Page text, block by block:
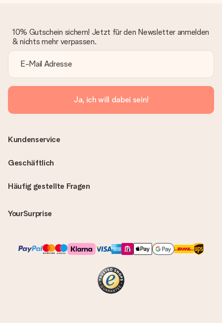
10% Gutschein sichern! Jetzt für den Newsletter anmelden
& nichts mehr verpassen.
Ja, ich will dabei sein!
Häufig gestellte Fragen
YourSurprise
Kundenservice
Geschäftlich